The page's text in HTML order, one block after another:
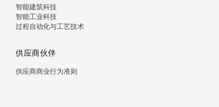
智能建筑科技
智能工业科技
过程自动化与工艺技术
供应商伙伴
供应商商业行为准则